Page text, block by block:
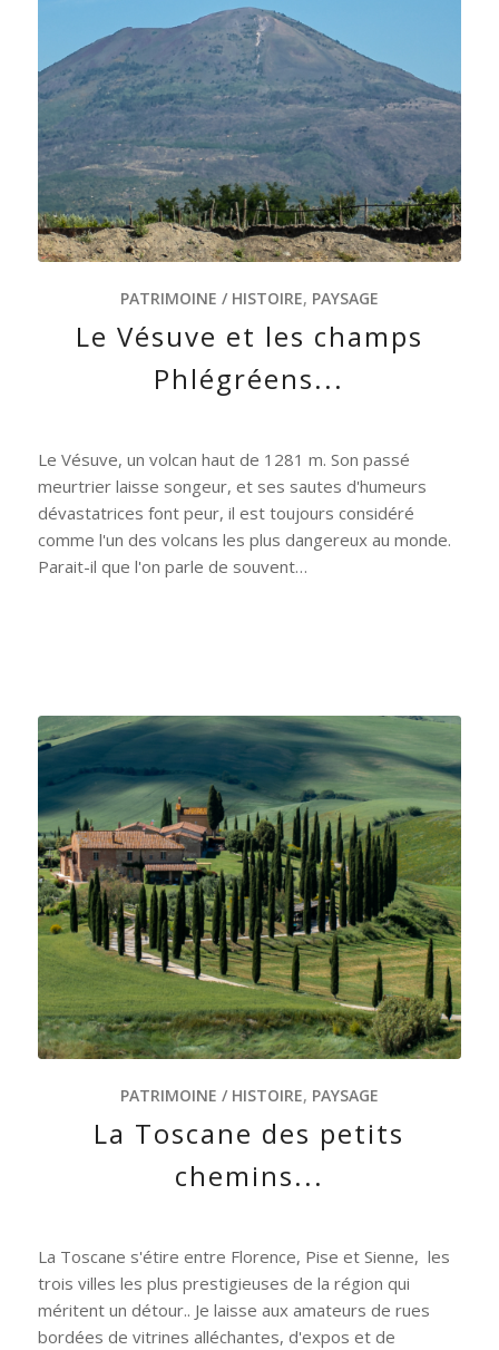
PATRIMOINE / HISTOIRE, PAYSAGE
Le Vésuve et les champs
Phlégréens...
Le Vésuve, un volcan haut de 1281 m. Son passé
meurtrier laisse songeur, et ses sautes d'humeurs
dévastatrices font peur, il est toujours considéré
comme l'un des volcans les plus dangereux au monde.
Parait-il que l'on parle de souvent…
PATRIMOINE / HISTOIRE, PAYSAGE
La Toscane des petits
chemins...
La Toscane s'étire entre Florence, Pise et Sienne, les
trois villes les plus prestigieuses de la région qui
méritent un détour.. Je laisse aux amateurs de rues
bordées de vitrines alléchantes, d'expos et de